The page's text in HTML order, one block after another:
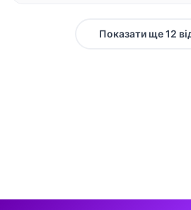
Показати ще 12